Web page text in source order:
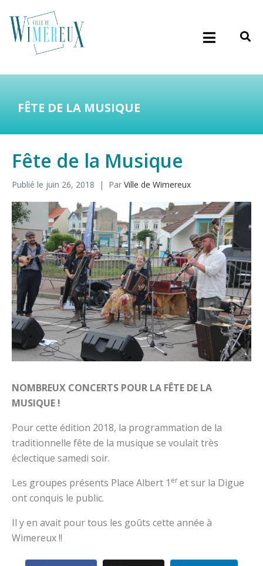
FÊTE DE LA MUSIQUE
Fête de la Musique
Publié le juin 26, 2018 Par Ville de Wimereux
NOMBREUX CONCERTS POUR LA FÊTE DE LA
MUSIQUE !
Pour cette édition 2018, la programmation de la
traditionnelle fête de la musique se voulait très
éclectique samedi soir.
Les groupes présents Place Albert 1 eret sur la Digue
ont conquis le public.
Il y en avait pour tous les goûts cette année à
Wimereux !!